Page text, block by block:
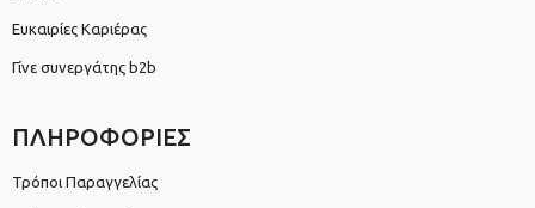
Ευκαιρίες Καριέρας
Γίνε συνεργάτης b2b
ΠΛΗΡΟΦΟΡΙΕΣ
Τρόποι Παραγγελίας